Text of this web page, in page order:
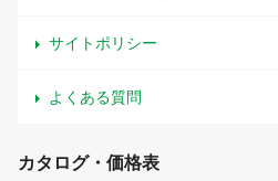
サイトポリシー
よくある質問
カタログ・価格表